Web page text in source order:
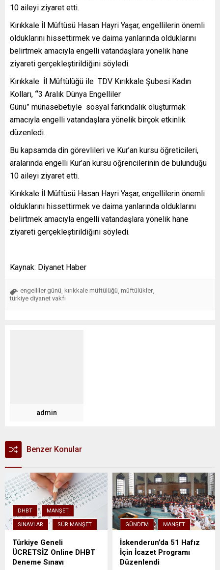
10 aileyi ziyaret etti.
Kırıkkale İl Müftüsü Hasan Hayri Yaşar, engellilerin önemli
olduklarını hissettirmek ve daima yanlarında olduklarını
belirtmek amacıyla engelli vatandaşlara yönelik hane
ziyareti gerçekleştirildiğini söyledi.
Kırıkkale İl Müftülüğü ile TDV Kırıkkale Şubesi Kadın
Kolları, “3 Aralık Dünya Engelliler
Günü” münasebetiyle sosyal farkındalık oluşturmak
amacıyla engelli vatandaşlara yönelik birçok etkinlik
düzenledi.
Bu kapsamda din görevlileri ve Kur’an kursu öğreticileri,
aralarında engelli Kur’an kursu öğrencilerinin de bulunduğu
10 aileyi ziyaret etti.
Kırıkkale İl Müftüsü Hasan Hayri Yaşar, engellilerin önemli
olduklarını hissettirmek ve daima yanlarında olduklarını
belirtmek amacıyla engelli vatandaşlara yönelik hane
ziyareti gerçekleştirildiğini söyledi.
Kaynak: Diyanet Haber
engelliler günü kırıkkale müftülüğü müftülükler
türkiye diyanet vakfı
admin
Benzer Konular
DHBT MANŞET
SINAVLAR SÜR MANŞET
Türkiye Geneli
ÜCRETSİZ Online DHBT
Deneme Sınavı
GÜNDEM MANŞET
İskenderun’da 51 Hafız
İçin İcazet Programı
Düzenlendi